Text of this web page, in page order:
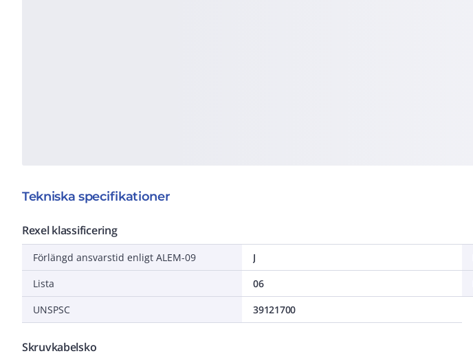
Tekniska specifikationer
Rexel klassificering
Förlängd ansvarstid enligt ALEM-09
J
Lista
06
UNSPSC
39121700
Skruvkabelsko